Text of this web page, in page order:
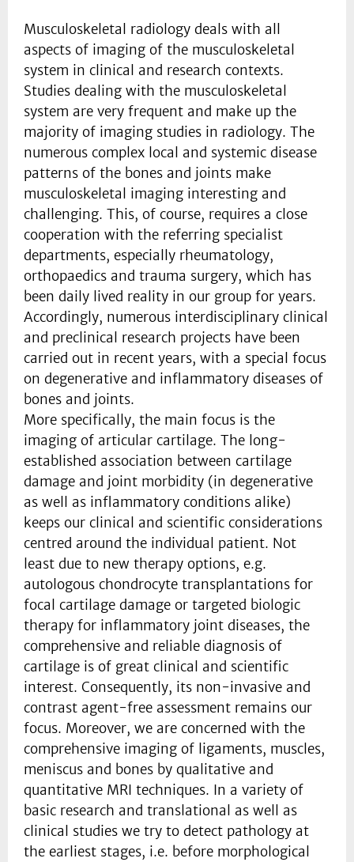
Musculoskeletal radiology deals with all
aspects of imaging of the musculoskeletal
system in clinical and research contexts.
Studies dealing with the musculoskeletal
system are very frequent and make up the
majority of imaging studies in radiology. The
numerous complex local and systemic disease
patterns of the bones and joints make
musculoskeletal imaging interesting and
challenging. This, of course, requires a close
cooperation with the referring specialist
departments, especially rheumatology,
orthopaedics and trauma surgery, which has
been daily lived reality in our group for years.
Accordingly, numerous interdisciplinary clinical
and preclinical research projects have been
carried out in recent years, with a special focus
on degenerative and inflammatory diseases of
bones and joints.
More specifically, the main focus is the
imaging of articular cartilage. The long-
established association between cartilage
damage and joint morbidity (in degenerative
as well as inflammatory conditions alike)
keeps our clinical and scientific considerations
centred around the individual patient. Not
least due to new therapy options, e.g.
autologous chondrocyte transplantations for
focal cartilage damage or targeted biologic
therapy for inflammatory joint diseases, the
comprehensive and reliable diagnosis of
cartilage is of great clinical and scientific
interest. Consequently, its non-invasive and
contrast agent-free assessment remains our
focus. Moreover, we are concerned with the
comprehensive imaging of ligaments, muscles,
meniscus and bones by qualitative and
quantitative MRI techniques. In a variety of
basic research and translational as well as
clinical studies we try to detect pathology at
the earliest stages, i.e. before morphological